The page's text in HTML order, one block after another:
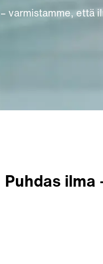
varmistamme, että
Puhdas